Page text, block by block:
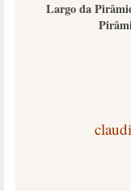
Largo da